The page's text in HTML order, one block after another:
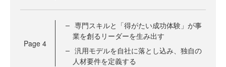
Page 4
専門スキルと「得がたい成功体験」が事
業を創るリーダーを生み出す
汎用モデルを自社に落とし込み、独自の
人材要件を定義する